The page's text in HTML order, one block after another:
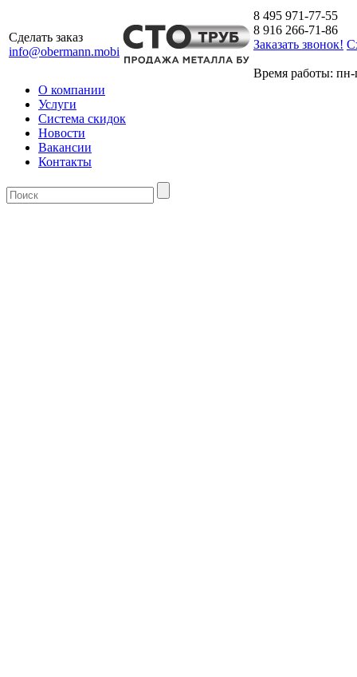
Сделать заказ
info@obermann.mobi
8 495 971-77-55
8 916 266-71-86
Заказать звонок!
Время работы: пн-
О компании
Услуги
Система скидок
Новости
Вакансии
Контакты